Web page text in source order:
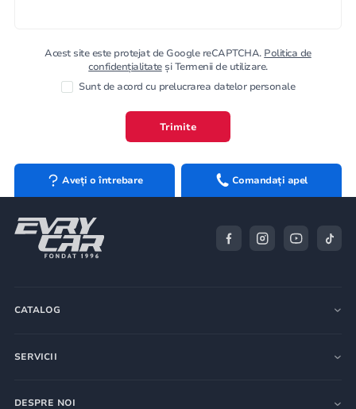
Acest site este protejat de Google reCAPTCHA. Politica de
confidențialitateși Termenii de utilizare.
Sunt de acord cu prelucrarea datelor personale
Trimite
Aveți o întrebare Comandați apel
CATALOG
SERVICII
DESPRE NOI